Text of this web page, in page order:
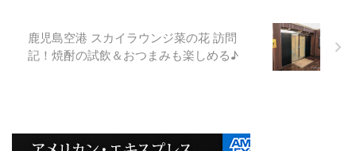
鹿児島空港 スカイラウンジ菜の花 訪問
記！焼酎の試飲＆おつまみも楽しめる♪